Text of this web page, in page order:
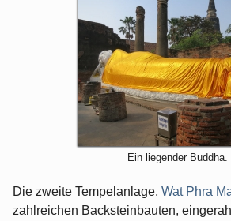
Ein liegender Buddha.
Die zweite Tempelanlage, Wat Phra
zahlreichen Backsteinbauten,